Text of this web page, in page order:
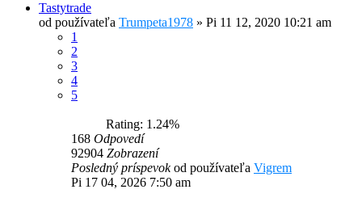
Tastytrade
od používateľa Trumpeta1978 » Pi 11 12, 2020 10:21 am
1
2
3
4
5
Rating: 1.24%
168 Odpovedí
92904 Zobrazení
Posledný príspevokod používateľa Vigrem
Pi 17 04, 2026 7:50 am